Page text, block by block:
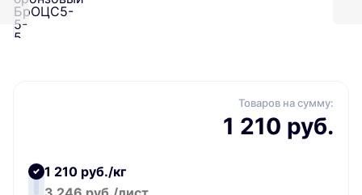
Товаров на сумму:
1 210 руб.
1 210 руб./кг